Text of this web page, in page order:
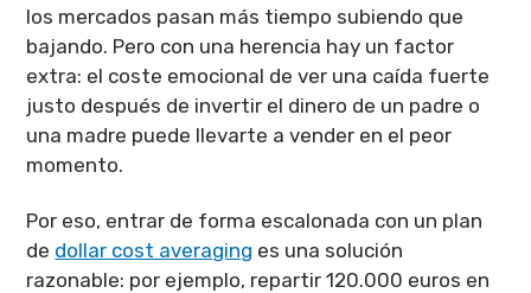
los mercados pasan más tiempo subiendo que
bajando. Pero con una herencia hay un factor
extra: el coste emocional de ver una caída fuerte
justo después de invertir el dinero de un padre o
una madre puede llevarte a vender en el peor
momento.
Por eso, entrar de forma escalonada con un plan
de dollar cost averaging es una solución
razonable: por ejemplo, repartir 120.000 euros en